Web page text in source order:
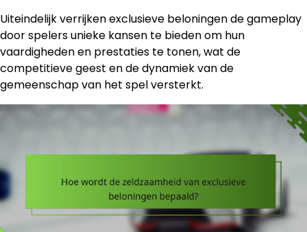
Uiteindelijk verrijken exclusieve beloningen de gameplay
door spelers unieke kansen te bieden om hun
vaardigheden en prestaties te tonen, wat de
competitieve geest en de dynamiek van de
gemeenschap van het spel versterkt.